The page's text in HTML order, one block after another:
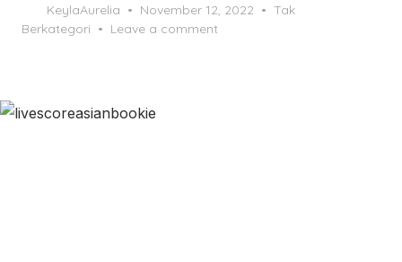
KeylaAurelia
Posted
on
November 12, 2022
Tak
Berkategori
Leave a comment